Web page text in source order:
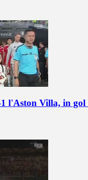
l'Aston Villa, in